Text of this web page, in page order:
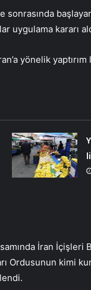
sonrasında
uygulama kararı
yönelik
İran İçişleri
Ordusunun kimi